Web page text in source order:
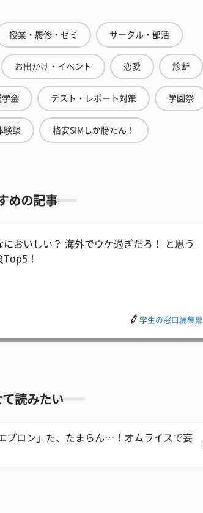
授業・履修・ゼミ サークル・部活
お出かけ・イベント 恋愛 診断
学金 テスト・レポート対策 学園祭
験談 格安SIMしか勝たん！
めの記事
においしい？ 海外でウケ過ぎだろ！ と思う
Top5！
学生の窓口編集部
読みたい
プロン」た、たまらん…！オムライスで妄